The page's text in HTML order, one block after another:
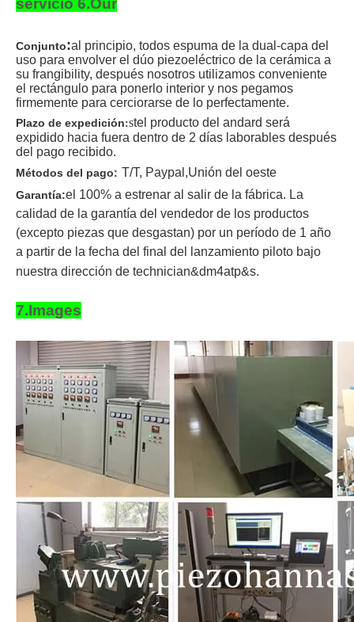
servicio 6.Our
Conjunto:al principio, todos espuma de la dual-capa del
uso para envolver el dúo piezoeléctrico de la cerámica a
su frangibility, después nosotros utilizamos conveniente
el rectángulo para ponerlo interior y nos pegamos
firmemente para cerciorarse de lo perfectamente.
Plazo de expedición:stel producto del andard será
expidido hacia fuera dentro de 2 días laborables después
del pago recibido.
Métodos del pago: T/T, Paypal,Unión del oeste
Garantía:el 100% a estrenar al salir de la fábrica. La
calidad de la garantía del vendedor de los productos
(excepto piezas que desgastan) por un período de 1 año
a partir de la fecha del final del lanzamiento piloto bajo
nuestra dirección de technician&dm4atp&s.
7.Images